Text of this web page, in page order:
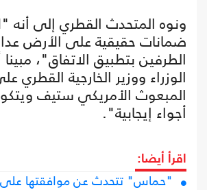
ونوه المتحدث القطري إلى أنه
ضمانات حقيقية على الأرض عدا
الطرفين بتطبيق الاتفاق"،
الوزراء ووزير الخارجية القطري
المبعوث الأمريكي ستيف
أجواء إيجابية".
اقرأ أيضا:
"حماس" تتحدث عن موافقتها